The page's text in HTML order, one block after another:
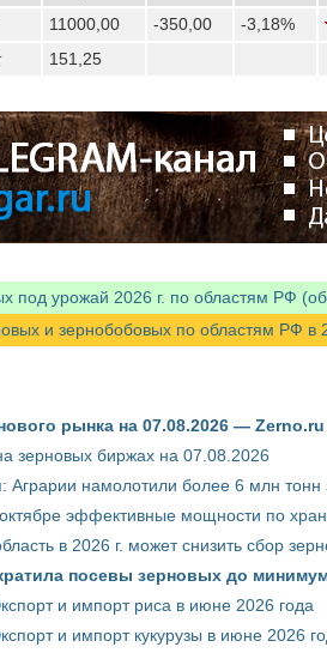
11000,00 -350,00
-3,18%
151,25
урожай 2026 г. по областям РФ
и зернобобовых по областям РФ в
рынка на 07.08.2026 — Zerno.ru
зерновых биржах на 07.08.2026
Аграрии намолотили более 6 млн тонн
эффективные мощности по
в 2026 г. может снизить сбор
посевы зерновых до
и импорт риса в июне 2026 года
и импорт кукурузы в июне 2026